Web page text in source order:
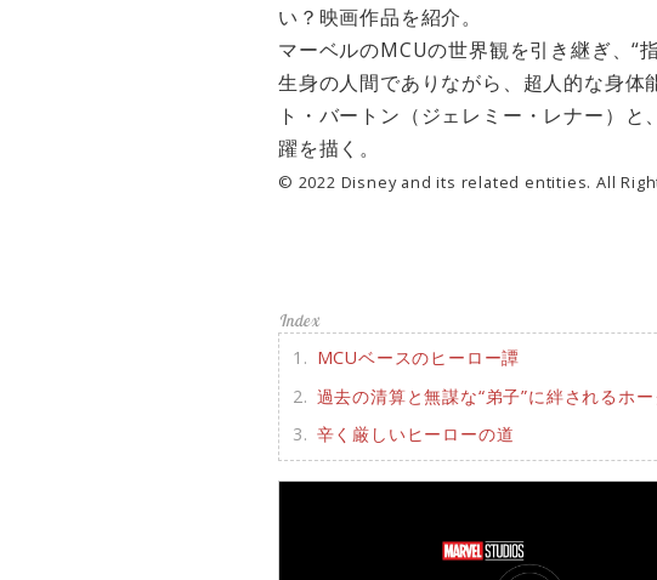
い？映画作品を紹介。
マーベルのMCUの世界観を引き継ぎ、“
生身の人間でありながら、超人的な身
ト・バートン（ジェレミー・レナー）
躍を描く。
© 2022 Disney and its related entities. All
MCUベースのヒーロー譚
過去の清算と無謀な“弟子”に絆されるホー
辛く厳しいヒーローの道